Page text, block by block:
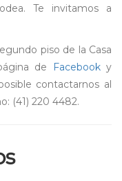
Te invitamos a
piso de la Casa
de
Facebooky
contactarnos al
(41) 220 4482.